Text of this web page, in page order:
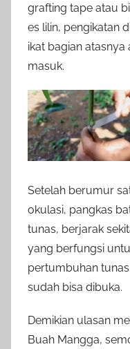
grafting tape atau
es lilin, pengikatan
ikat bagian atasnya
masuk.
Setelah berumur
okulasi, pangkas
tunas, berjarak
yang berfungsi
pertumbuhan
sudah bisa dibuka.
Demikian ulasan
Buah Mangga,